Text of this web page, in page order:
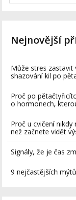
Nejnovější
Může stres zastavit
shazování kil po
Proč po
o hormonech,
Proč u cvičení
než začnete vidět
Signály, že je čas
9 nejčastějších